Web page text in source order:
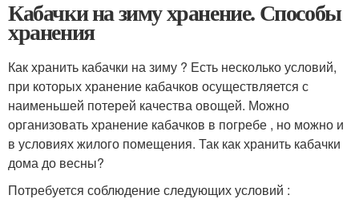
Кабачки на зиму хранение. Способы
хранения
Как хранить кабачки на зиму ? Есть несколько условий,
при которых хранение кабачков осуществляется с
наименьшей потерей качества овощей. Можно
организовать хранение кабачков в погребе , но можно и
в условиях жилого помещения. Так как хранить кабачки
дома до весны?
Потребуется соблюдение следующих условий :